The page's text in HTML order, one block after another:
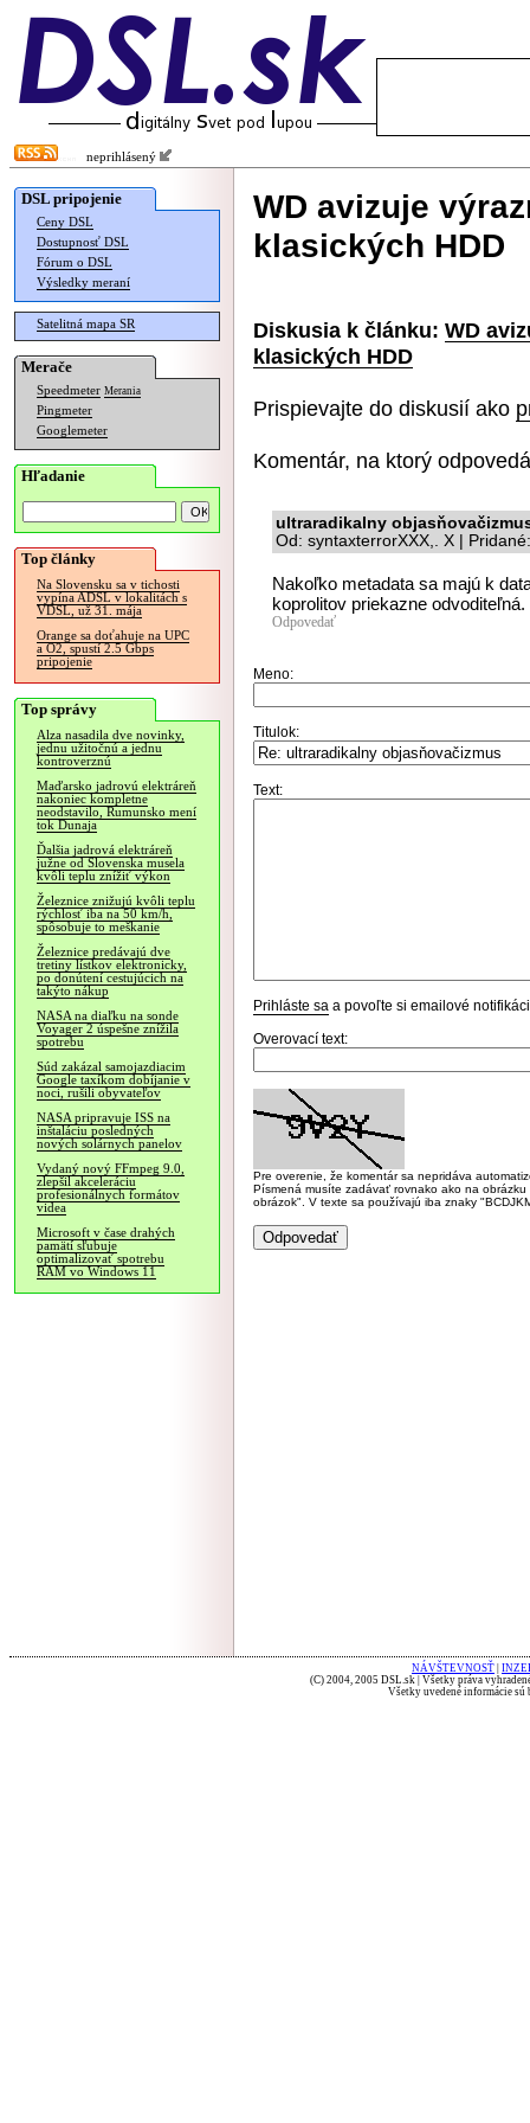
neprihlásený
DSL pripojenie
Ceny DSL
Dostupnosť DSL
Fórum o DSL
Výsledky meraní
Satelitná mapa SR
Merače
Speedmeter Merania
Pingmeter
Googlemeter
Hľadanie
Top články
Na Slovensku sa v tichosti
vypína ADSL v lokalitách s
VDSL, už 31. mája
Orange sa doťahuje na UPC
a O2, spustí 2.5 Gbps
pripojenie
Top správy
Alza nasadila dve novinky,
jednu užitočnú a jednu
kontroverznú
Maďarsko jadrovú elektráreň
nakoniec kompletne
neodstavilo, Rumunsko mení
tok Dunaja
Ďalšia jadrová elektráreň
južne od Slovenska musela
kvôli teplu znížiť výkon
Železnice znižujú kvôli teplu
rýchlosť iba na 50 km/h,
spôsobuje to meškanie
Železnice predávajú dve
tretiny lístkov elektronicky,
po donútení cestujúcich na
takýto nákup
NASA na diaľku na sonde
Voyager 2 úspešne znížila
spotrebu
Súd zakázal samojazdiacim
Google taxíkom dobíjanie v
noci, rušili obyvateľov
NASA pripravuje ISS na
inštaláciu posledných
nových solárnych panelov
Vydaný nový FFmpeg 9.0,
zlepšil akceleráciu
profesionálnych formátov
videa
Microsoft v čase drahých
pamätí sľubuje
optimalizovať spotrebu
RAM vo Windows 11
WD avizuje
klasických HDD
Diskusia k článku: WD
klasických HDD
Prispievajte do diskusií ako
Komentár, na ktorý
ultraradikalny
Od: syntaxterrorXXX,. X |
Nakoľko metadata sa majú k
koprolitov priekazne odvoditeľná.
Odpovedať
Meno:
Titulok:
Text:
Prihláste sa a povoľte si emailové
Overovací text:
Pre overenie, že komentár sa nepridáva
Písmená musíte zadávať rovnako ako na
obrázok". V texte sa používajú iba znaky
NÁVŠTEVNOSŤ
(C) 2004, 2005 DSL.sk | Všetky práva
Všetky uvedené informácie sú